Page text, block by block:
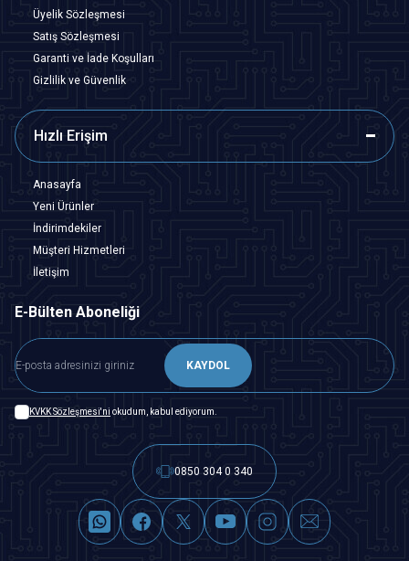
Üyelik Sözleşmesi
Satış Sözleşmesi
Garanti ve İade Koşulları
Gizlilik ve Güvenlik
Hızlı Erişim
Anasayfa
Yeni Ürünler
İndirimdekiler
Müşteri Hizmetleri
İletişim
E-Bülten Aboneliği
KAYDOL
KVKK Sözleşmesi'ni okudum, kabul ediyorum.
0850 304 0 340